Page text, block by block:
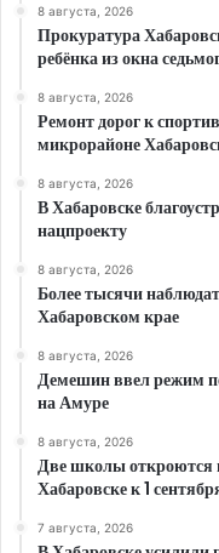
8 августа, 2026
Прокуратура
ребёнка из окна
8 августа, 2026
Ремонт дорог к
микрорайоне
8 августа, 2026
В Хабаровске
нацпроекту
8 августа, 2026
Более тысячи
Хабаровском крае
8 августа, 2026
Демешин ввел режим
на Амуре
8 августа, 2026
Две школы откроются
Хабаровске к 1
7 августа, 2026